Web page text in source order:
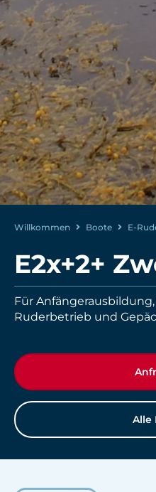
Willkommen Boote E-
E2x+2+
Für
Ruderbetrieb und
Alle